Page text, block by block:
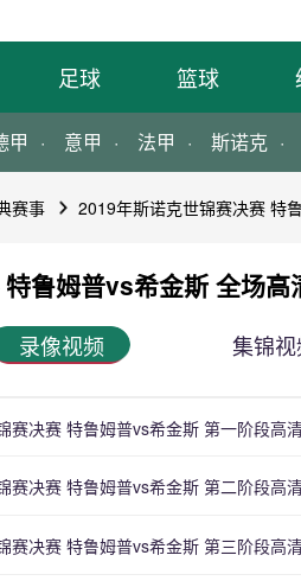
足球 篮球
甲 意甲 法甲 斯诺克
赛事 2019年斯诺克世锦赛决赛 特
鲁姆普vs希金斯 全场高
录像视频 集锦视
赛决赛 特鲁姆普vs希金斯 第一阶段高
赛决赛 特鲁姆普vs希金斯 第二阶段高
赛决赛 特鲁姆普vs希金斯 第三阶段高